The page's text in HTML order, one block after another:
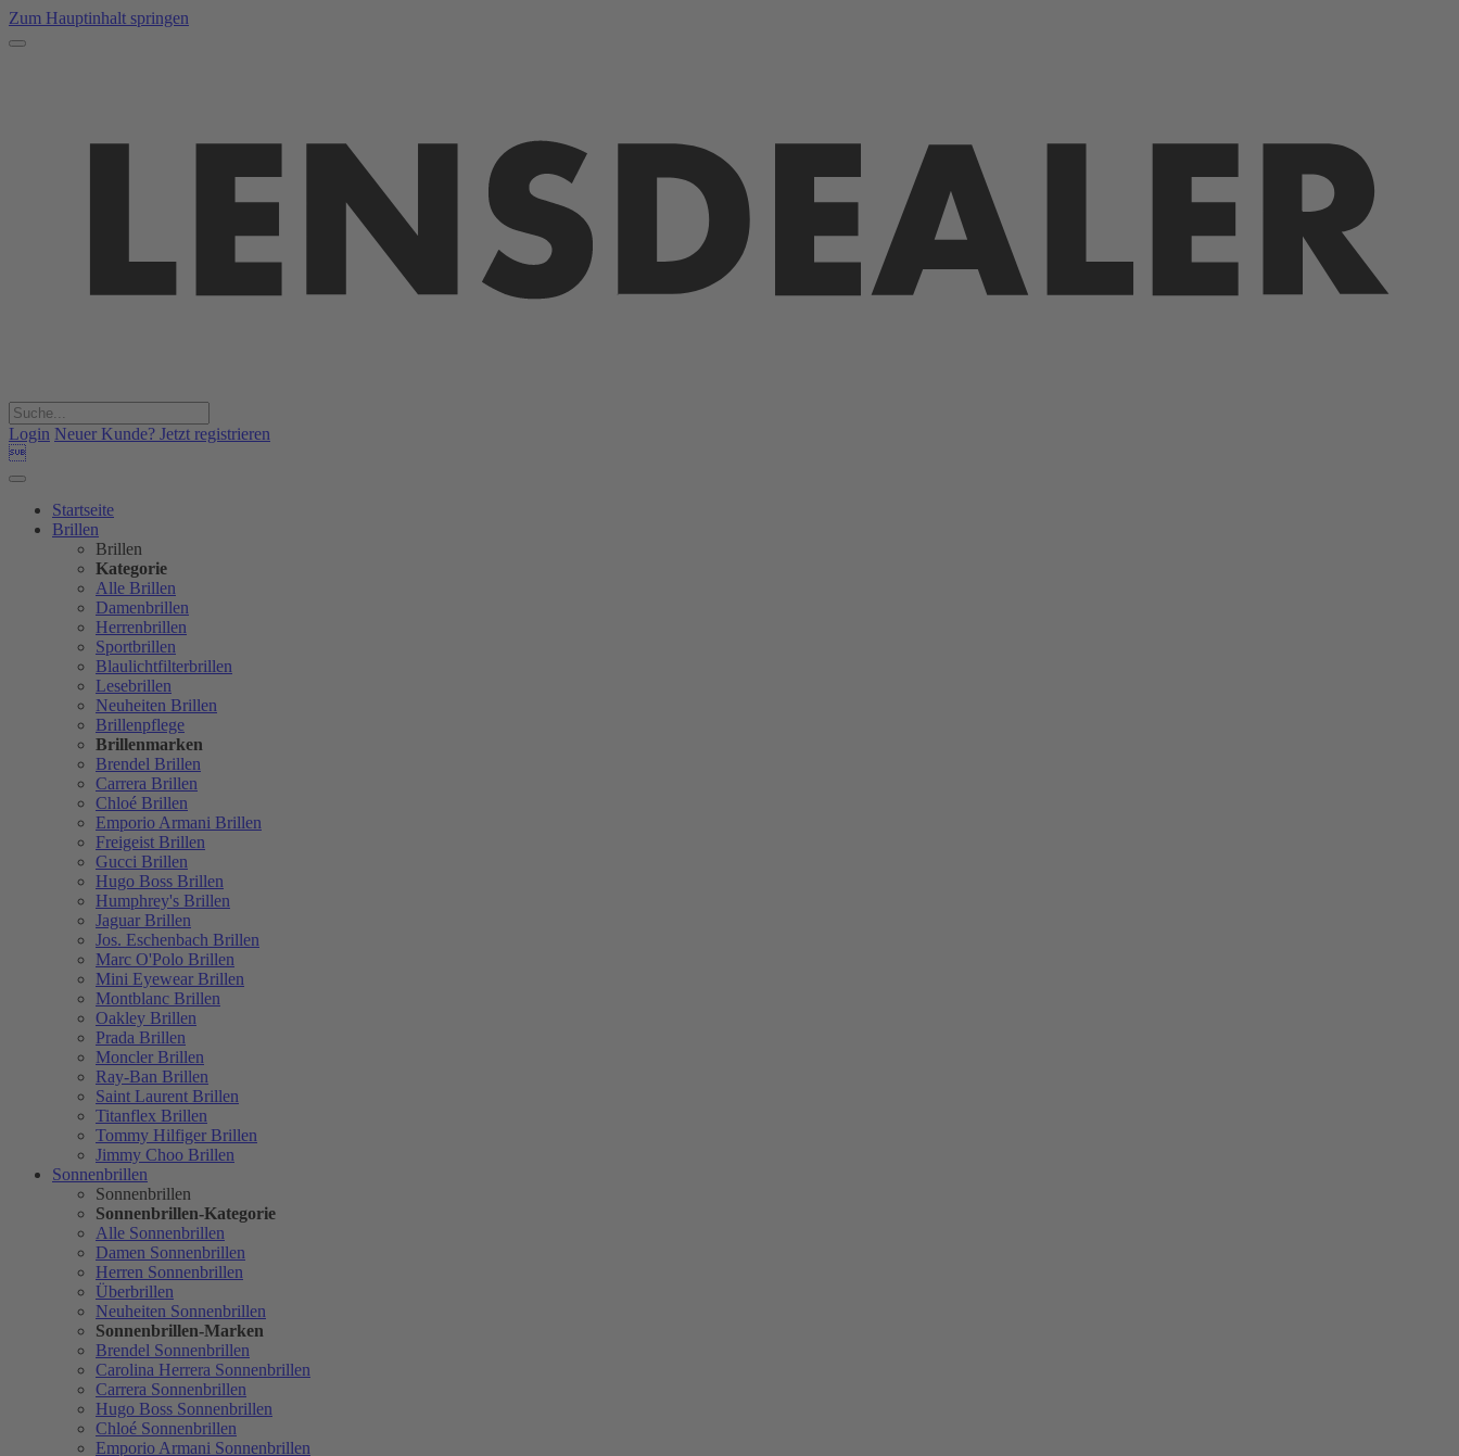
Zum Hauptinhalt springen
Login Neuer Kunde? Jetzt registrieren

Startseite
Brillen
Brillen
Kategorie
Alle Brillen
Damenbrillen
Herrenbrillen
Sportbrillen
Blaulichtfilterbrillen
Lesebrillen
Neuheiten Brillen
Brillenpflege
Brillenmarken
Brendel Brillen
Carrera Brillen
Chloé Brillen
Emporio Armani Brillen
Freigeist Brillen
Gucci Brillen
Hugo Boss Brillen
Humphrey's Brillen
Jaguar Brillen
Jos. Eschenbach Brillen
Marc O'Polo Brillen
Mini Eyewear Brillen
Montblanc Brillen
Oakley Brillen
Prada Brillen
Moncler Brillen
Ray-Ban Brillen
Saint Laurent Brillen
Titanflex Brillen
Tommy Hilfiger Brillen
Jimmy Choo Brillen
Sonnenbrillen
Sonnenbrillen
Sonnenbrillen-Kategorie
Alle Sonnenbrillen
Damen Sonnenbrillen
Herren Sonnenbrillen
Überbrillen
Neuheiten Sonnenbrillen
Sonnenbrillen-Marken
Brendel Sonnenbrillen
Carolina Herrera Sonnenbrillen
Carrera Sonnenbrillen
Hugo Boss Sonnenbrillen
Chloé Sonnenbrillen
Emporio Armani Sonnenbrillen